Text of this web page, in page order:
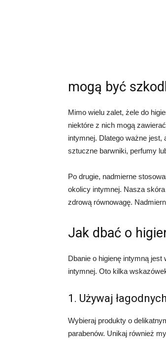
mogą być
Mimo wielu zalet, żele do
niektóre z nich mogą
intymnej. Dlatego ważne jest,
sztuczne barwniki, perfumy
Po drugie, nadmierne
okolicy intymnej. Nasza
zdrową równowagę.
Jak dbać o
Dbanie o higienę intymną jest
intymnej. Oto kilka
1. Używaj
Wybieraj produkty o
parabenów. Unikaj również